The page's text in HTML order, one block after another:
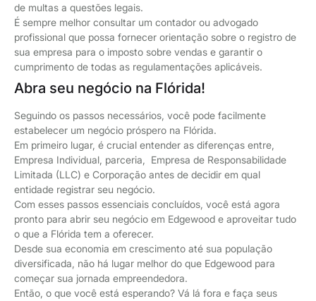
de multas a questões legais.
É sempre melhor consultar um contador ou advogado
profissional que possa fornecer orientação sobre o registro de
sua empresa para o imposto sobre vendas e garantir o
cumprimento de todas as regulamentações aplicáveis.
Abra seu negócio na Flórida!
Seguindo os passos necessários, você pode facilmente
estabelecer um negócio próspero na Flórida.
Em primeiro lugar, é crucial entender as diferenças entre,
Empresa Individual, parceria, Empresa de Responsabilidade
Limitada (LLC) e Corporação antes de decidir em qual
entidade registrar seu negócio.
Com esses passos essenciais concluídos, você está agora
pronto para abrir seu negócio em Edgewood e aproveitar tudo
o que a Flórida tem a oferecer.
Desde sua economia em crescimento até sua população
diversificada, não há lugar melhor do que Edgewood para
começar sua jornada empreendedora.
Então, o que você está esperando? Vá lá fora e faça seus